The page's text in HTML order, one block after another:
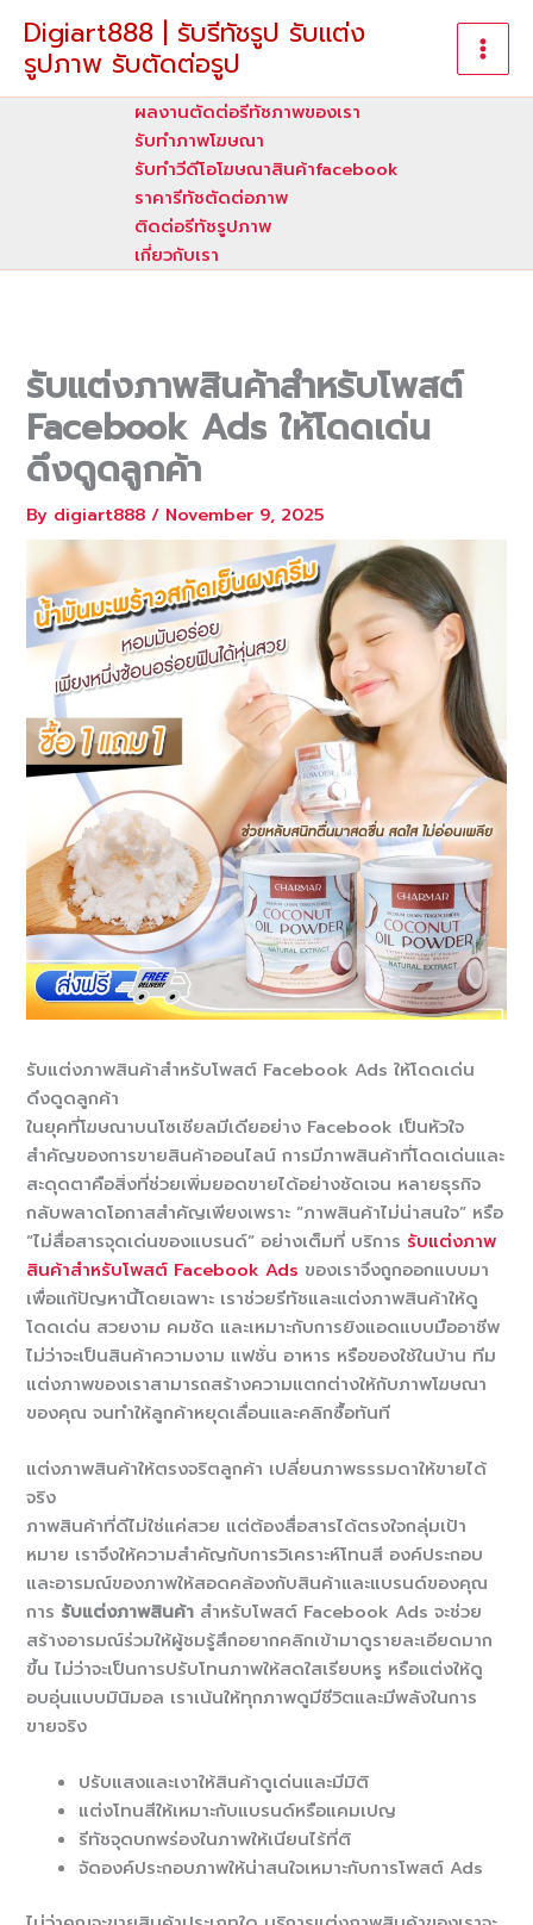
content
Digiart888 | รับรีทัชรูป รับแต่ง
รูปภาพ รับตัดต่อรูป
ผลงานตัดต่อรีทัชภาพของเรา
รับทําภาพโฆษณา
รับทำวีดีโอโฆษณาสินค้าfacebook
ราคารีทัชตัดต่อภาพ
ติดต่อรีทัชรูปภาพ
เกี่ยวกับเรา
รับแต่งภาพสินค้าสำหรับโพสต์
Facebook Ads ให้โดดเด่น
ดึงดูดลูกค้า
By digiart888/ November 9, 2025
รับแต่งภาพสินค้าสำหรับโพสต์ Facebook Ads ให้โดดเด่น
ดึงดูดลูกค้า
ในยุคที่โฆษณาบนโซเชียลมีเดียอย่าง Facebook เป็นหัวใจ
สำคัญของการขายสินค้าออนไลน์ การมีภาพสินค้าที่โดดเด่นและ
สะดุดตาคือสิ่งที่ช่วยเพิ่มยอดขายได้อย่างชัดเจน หลายธุรกิจ
กลับพลาดโอกาสสำคัญเพียงเพราะ “ภาพสินค้าไม่น่าสนใจ” หรือ
“ไม่สื่อสารจุดเด่นของแบรนด์” อย่างเต็มที่ บริการ รับแต่งภาพ
สินค้าสำหรับโพสต์ Facebook Ads ของเราจึงถูกออกแบบมา
เพื่อแก้ปัญหานี้โดยเฉพาะ เราช่วยรีทัชและแต่งภาพสินค้าให้ดู
โดดเด่น สวยงาม คมชัด และเหมาะกับการยิงแอดแบบมืออาชีพ
ไม่ว่าจะเป็นสินค้าความงาม แฟชั่น อาหาร หรือของใช้ในบ้าน ทีม
แต่งภาพของเราสามารถสร้างความแตกต่างให้กับภาพโฆษณา
ของคุณ จนทำให้ลูกค้าหยุดเลื่อนและคลิกซื้อทันที
แต่งภาพสินค้าให้ตรงจริตลูกค้า เปลี่ยนภาพธรรมดาให้ขายได้
จริง
ภาพสินค้าที่ดีไม่ใช่แค่สวย แต่ต้องสื่อสารได้ตรงใจกลุ่มเป้า
หมาย เราจึงให้ความสำคัญกับการวิเคราะห์โทนสี องค์ประกอบ
และอารมณ์ของภาพให้สอดคล้องกับสินค้าและแบรนด์ของคุณ
การ รับแต่งภาพสินค้า สำหรับโพสต์ Facebook Ads จะช่วย
สร้างอารมณ์ร่วมให้ผู้ชมรู้สึกอยากคลิกเข้ามาดูรายละเอียดมาก
ขึ้น ไม่ว่าจะเป็นการปรับโทนภาพให้สดใสเรียบหรู หรือแต่งให้ดู
อบอุ่นแบบมินิมอล เราเน้นให้ทุกภาพดูมีชีวิตและมีพลังในการ
ขายจริง
ปรับแสงและเงาให้สินค้าดูเด่นและมีมิติ
แต่งโทนสีให้เหมาะกับแบรนด์หรือแคมเปญ
รีทัชจุดบกพร่องในภาพให้เนียนไร้ที่ติ
จัดองค์ประกอบภาพให้น่าสนใจเหมาะกับการโพสต์ Ads